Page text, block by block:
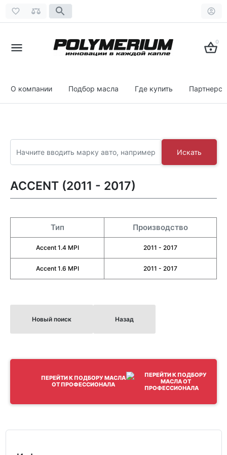
0
О компании Подбор масла Где купить
Искать
ACCENT (2011 - 2017)
Тип Производство
Accent 1.4 MPI 2011 - 2017
Accent 1.6 MPI 2011 - 2017
Новый поиск Назад
ПЕРЕЙТИ К ПОДБОРУ МАСЛА
ОТ ПРОФЕССИОНАЛА